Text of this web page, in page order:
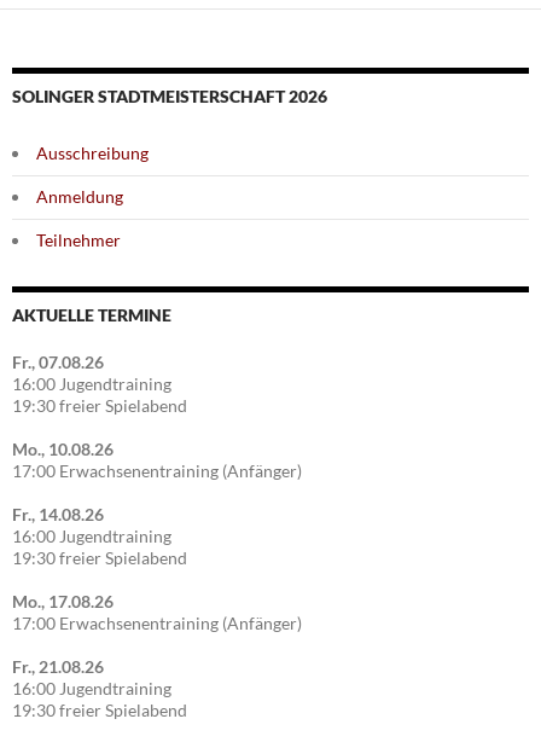
SOLINGER STADTMEISTERSCHAFT 2026
Ausschreibung
Anmeldung
Teilnehmer
AKTUELLE TERMINE
Fr., 07.08.26
16:00 Jugendtraining
19:30 freier Spielabend
Mo., 10.08.26
17:00 Erwachsenentraining (Anfänger)
Fr., 14.08.26
16:00 Jugendtraining
19:30 freier Spielabend
Mo., 17.08.26
17:00 Erwachsenentraining (Anfänger)
Fr., 21.08.26
16:00 Jugendtraining
19:30 freier Spielabend